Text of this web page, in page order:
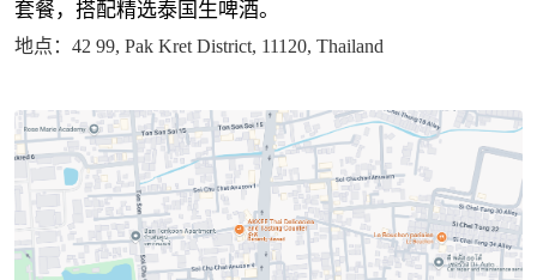
套餐，搭配精选泰国生啤酒。
地点：42 99, Pak Kret District, 11120, Thailand